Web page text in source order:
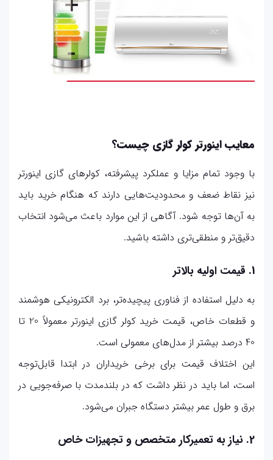
معایب اینورتر کولر گازی چیست؟
با وجود تمام مزایا و عملکرد پیشرفته، کولرهای گازی اینورتر
نیز نقاط ضعف و محدودیت‌هایی دارند که هنگام خرید باید
به آن‌ها توجه شود. آگاهی از این موارد باعث می‌شود انتخاب
دقیق‌تر و منطقی‌تری داشته باشید.
1. قیمت اولیه بالاتر
به دلیل استفاده از فناوری پیچیده‌تر، برد الکترونیکی هوشمند
و قطعات خاص، قیمت خرید کولر گازی اینورتر معمولاً 20 تا
40 درصد بیشتر از مدل‌های معمولی است.
این اختلاف قیمت برای برخی خریداران در ابتدا قابل‌توجه
است، اما باید در نظر داشت که در بلندمدت با صرفه‌جویی در
برق و طول عمر بیشتر دستگاه جبران می‌شود.
2. نیاز به تعمیرکار متخصص و تجهیزات خاص